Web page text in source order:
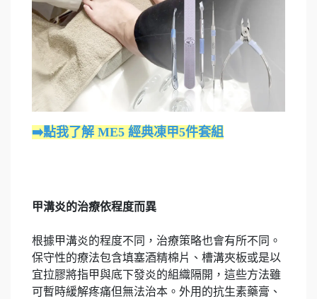
➡️點我了解 ME5 經典凍甲5件套組
甲溝炎的治療依程度而異
根據甲溝炎的程度不同，治療策略也會有所不同。
保守性的療法包含填塞酒精棉片、槽溝夾板或是以
宜拉膠將指甲與底下發炎的組織隔開，這些方法雖
可暫時緩解疼痛但無法治本。外用的抗生素藥膏、